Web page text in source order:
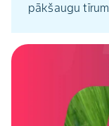
pākšaugu